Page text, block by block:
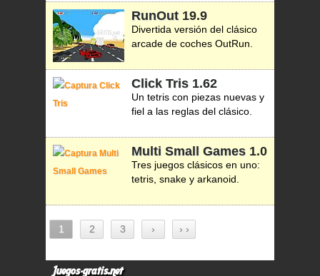
RunOut 19.9
Divertida versión del clásico
arcade de coches OutRun.
Click Tris 1.62
Un tetris con piezas nuevas y
fiel a las reglas del clásico.
Multi Small Games 1.0
Tres juegos clásicos en uno:
tetris, snake y arkanoid.
1 2 3 › › ›
Juegos-gratis.net